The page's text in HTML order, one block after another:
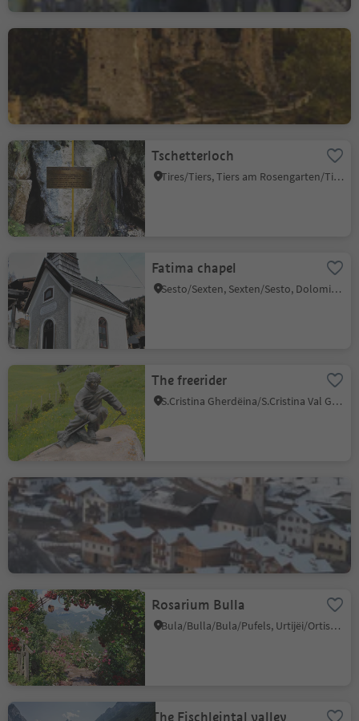
The ruins of Hauenstein
Tschetterloch
Tires/Tiers, Tiers am Rosengarten/Tires al Catinaccio, Dolomites Region Seiser Alm
Fatima chapel
Sesto/Sexten, Sexten/Sesto, Dolomites Region 3 Zinnen
The freerider
S.Cristina Gherdëina/S.Cristina Val Gardena/S.Cristina Gherdëina/St.Christina in Gröden, S.Crestina Gherdëina/Santa Cristina Val Gardana, Dolomites Region Val Gardena
Church St Nicholas´s in
Tisens
Castelrotto/Kastelruth, Kastelruth/Castelrotto, Dolomites Region Seiser Alm
Rosarium Bulla
Bula/Bulla/Bula/Pufels, Urtijëi/Ortisei, Dolomites Region Val Gardena
The Fischleintal valley